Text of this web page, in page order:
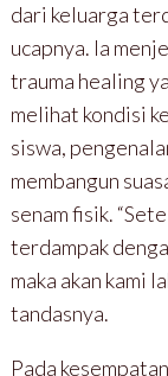
dari keluarga
ucapnya. Ia
trauma healing
melihat kondisi
siswa,
membangun
senam fisik.
terdampak
maka akan kami
tandasnya.
Pada